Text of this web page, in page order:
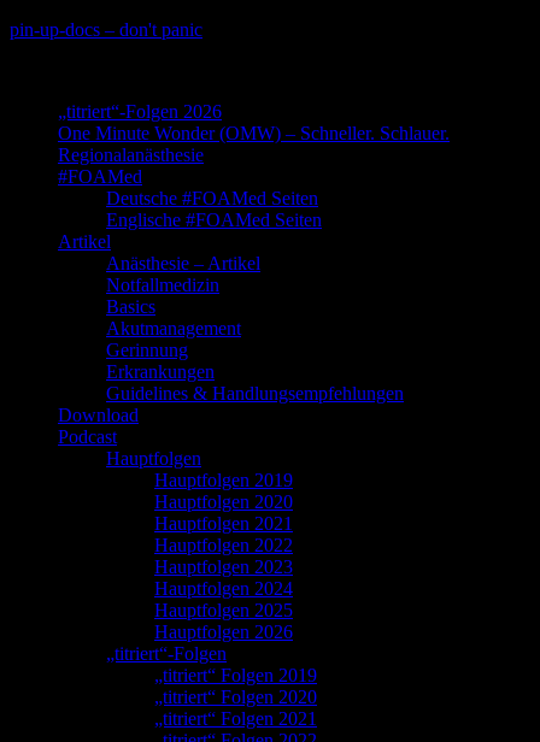
Skip
pin-up-docs – don't panic
„titriert“-Folgen 2026
One Minute Wonder (OMW) – Schneller. Schlauer.
Regionalanästhesie
#FOAMed
Deutsche #FOAMed Seiten
Englische #FOAMed Seiten
Artikel
Anästhesie – Artikel
Notfallmedizin
Basics
Akutmanagement
Gerinnung
Erkrankungen
Guidelines & Handlungsempfehlungen
Download
Podcast
Hauptfolgen
Hauptfolgen 2019
Hauptfolgen 2020
Hauptfolgen 2021
Hauptfolgen 2022
Hauptfolgen 2023
Hauptfolgen 2024
Hauptfolgen 2025
Hauptfolgen 2026
„titriert“-Folgen
„titriert“ Folgen 2019
„titriert“ Folgen 2020
„titriert“ Folgen 2021